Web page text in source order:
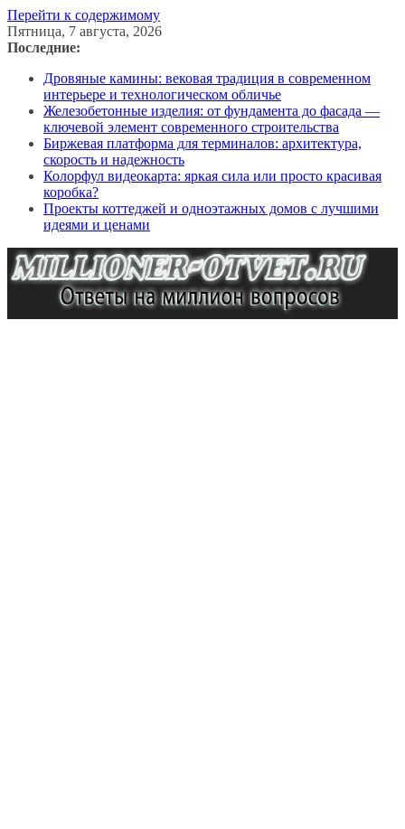
Перейти к содержимому
Пятница, 7 августа, 2026
Последние:
Дровяные камины: вековая традиция в современном
интерьере и технологическом обличье
Железобетонные изделия: от фундамента до фасада —
ключевой элемент современного строительства
Биржевая платформа для терминалов: архитектура,
скорость и надежность
Колорфул видеокарта: яркая сила или просто красивая
коробка?
Проекты коттеджей и одноэтажных домов с лучшими
идеями и ценами